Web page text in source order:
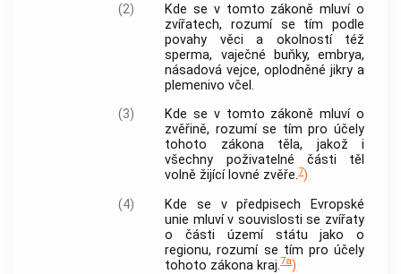
(2)
Kde se v tomto zákoně mluví o
zvířatech, rozumí se tím podle
povahy věci a okolností též
sperma, vaječné buňky, embrya,
násadová vejce, oplodněné jikry a
plemenivo včel.
(3)
Kde se v tomto zákoně mluví o
zvěřině, rozumí se tím pro účely
tohoto zákona těla, jakož i
všechny poživatelné části těl
volně žijící lovné zvěře.7)
(4)
Kde se v předpisech Evropské
unie mluví v souvislosti se zvířaty
o části území státu jako o
regionu, rozumí se tím pro účely
tohoto zákona kraj.7a)